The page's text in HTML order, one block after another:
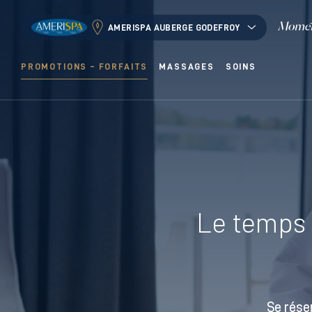
AMERISPA AUBERGE GODEFROY
PROMOTIONS – FORFAITS MASSAGES SOINS
Le
Se